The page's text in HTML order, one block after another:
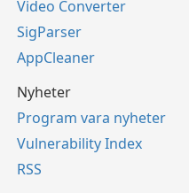
Video Converter
SigParser
AppCleaner
Nyheter
Program vara nyheter
Vulnerability Index
RSS